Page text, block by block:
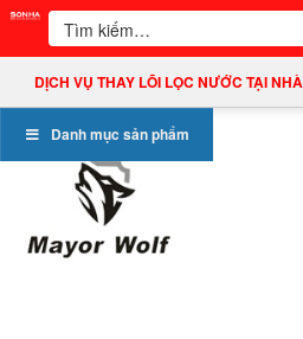
Bỏ
dung
Tìm
kiếm:
DỊCH VỤ THAY LÕI LỌC NƯỚC TẠI NHÀ
Danh mục sản phẩm